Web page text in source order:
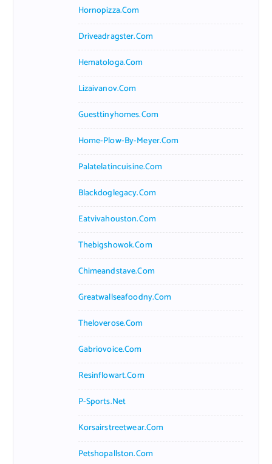
Hornopizza.com
Driveadragster.com
Hematologa.com
Lizaivanov.com
Guesttinyhomes.com
Home-Plow-By-Meyer.com
Palatelatincuisine.com
Blackdoglegacy.com
Eatvivahouston.com
Thebigshowok.com
Chimeandstave.com
Greatwallseafoodny.com
Theloverose.com
Gabriovoice.com
Resinflowart.com
P-Sports.net
Korsairstreetwear.com
Petshopallston.com